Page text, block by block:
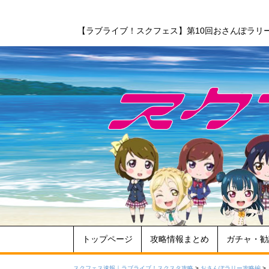
【ラブライブ！スクフェス】第10回おさんぽラ
トップページ 攻略情報まとめ ガチャ・